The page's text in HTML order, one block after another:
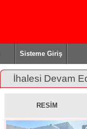
Sisteme Giriş
İhalesi Devam
RESİM